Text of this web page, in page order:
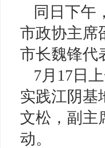
同日下午
市政协主席
市长魏锋代
7月17日
实践江阴基
文松，副主
动。